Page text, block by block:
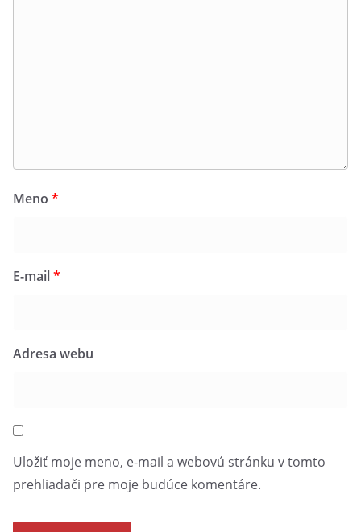
Ideálne rande alebo darček pre partnera
oddych môže mať úplne nový rozmer.
Thermal Park Vrbovsa nachádza v blízkosti Vysokých Tatier
a ponúka ideálne spojenie prírody, wellnessu a
Meno *
E-mail*
Adresa webu
Uložiť moje meno, e-mail a webovú stránku v tomto
prehliadači pre moje budúce komentáre.